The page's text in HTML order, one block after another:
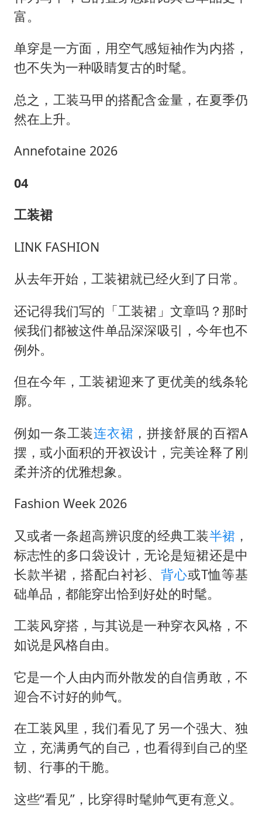
富。
单穿是一方面，用空气感短袖作为内搭，
也不失为一种吸睛复古的时髦。
总之，工装马甲的搭配含金量，在夏季仍
然在上升。
Annefotaine 2026
04
工装裙
LINK FASHION
从去年开始，工装裙就已经火到了日常。
还记得我们写的「工装裙」文章吗？那时
候我们都被这件单品深深吸引，今年也不
例外。
但在今年，工装裙迎来了更优美的线条轮
廓。
例如一条工装连衣裙 ，拼接舒展的百褶A
摆，或小面积的开衩设计，完美诠释了刚
柔并济的优雅想象。
Fashion Week 2026
又或者一条超高辨识度的经典工装半裙 ，
标志性的多口袋设计，无论是短裙还是中
长款半裙，搭配白衬衫、背心或T恤等基
础单品，都能穿出恰到好处的时髦。
工装风穿搭，与其说是一种穿衣风格，不
如说是风格自由。
它是一个人由内而外散发的自信勇敢，不
迎合不讨好的帅气。
在工装风里，我们看见了另一个强大、独
立，充满勇气的自己，也看得到自己的坚
韧、行事的干脆。
这些“看见”，比穿得时髦帅气更有意义。